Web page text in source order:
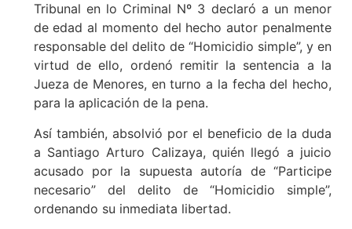
Tribunal en lo Criminal Nº 3 declaró a un menor
de edad al momento del hecho autor penalmente
responsable del delito de “Homicidio simple”, y en
virtud de ello, ordenó remitir la sentencia a la
Jueza de Menores, en turno a la fecha del hecho,
para la aplicación de la pena.
Así también, absolvió por el beneficio de la duda
a Santiago Arturo Calizaya, quién llegó a juicio
acusado por la supuesta autoría de “Participe
necesario” del delito de “Homicidio simple”,
ordenando su inmediata libertad.